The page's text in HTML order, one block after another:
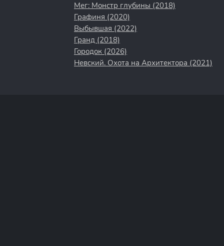
Мег: Монстр глубины (2018)
Графиня (2020)
Выбывшая (2022)
Гранд (2018)
Городок (2026)
Невский. Охота на Архитектора (2021)